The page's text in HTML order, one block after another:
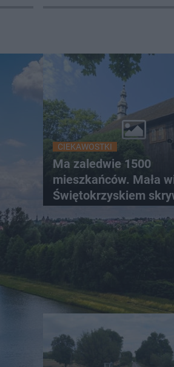
CIEKAWOSTKI
Ma zaledwie 1500
mieszkańców. Mała
Świętokrzyskiem
zabytki, bywał tu